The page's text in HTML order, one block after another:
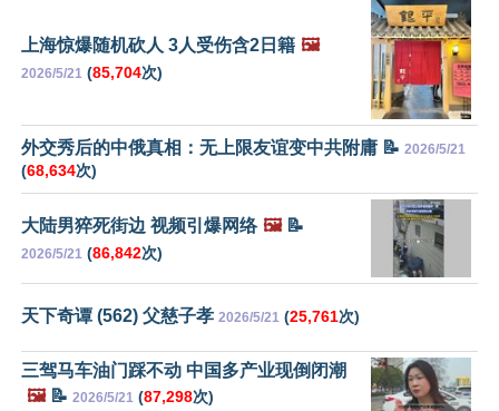
上海惊爆随机砍人 3人受伤含2日籍 🖼️
2026/5/21 (85,704次)
外交秀后的中俄真相：无上限友谊变中共附庸 📝 2026/5/21
(68,634次)
大陆男猝死街边 视频引爆网络 🖼️📝
2026/5/21 (86,842次)
天下奇谭 (562) 父慈子孝 2026/5/21 (25,761次)
三驾马车油门踩不动 中国多产业现倒闭潮
🖼️📝 2026/5/21 (87,298次)